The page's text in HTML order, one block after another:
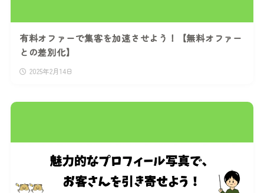
有料オファーで集客を加速させよう！【無料オファー
との差別化】
2025年2月14日